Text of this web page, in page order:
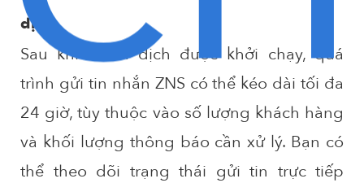
dịch
Sau khi chiến dịch được khởi chạy, quá
trình gửi tin nhắn ZNS có thể kéo dài tối đa
24 giờ, tùy thuộc vào số lượng khách hàng
và khối lượng thông báo cần xử lý. Bạn có
thể theo dõi trạng thái gửi tin trực tiếp